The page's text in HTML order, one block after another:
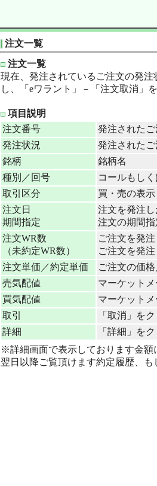
注文一覧
注文一覧
現在、発注されているご注文の発
し、「eワラント」－「注文取消」
項目説明
注文番号
発注された
発注状況
発注された
銘柄
銘柄名
種別／回号
コールもし
取引区分
買・売の表示
注文日
期間指定
注文を発注
注文の期間
注文WR数
（未約定WR数）
ご注文を発
ご注文を発
注文単価／約定単価
ご注文の価
売気配値
マーケット
買気配値
マーケット
取引
「取消」を
詳細
「詳細」を
※詳細画面で表示しております金額
翌日以降ご覧頂けます約定履歴、